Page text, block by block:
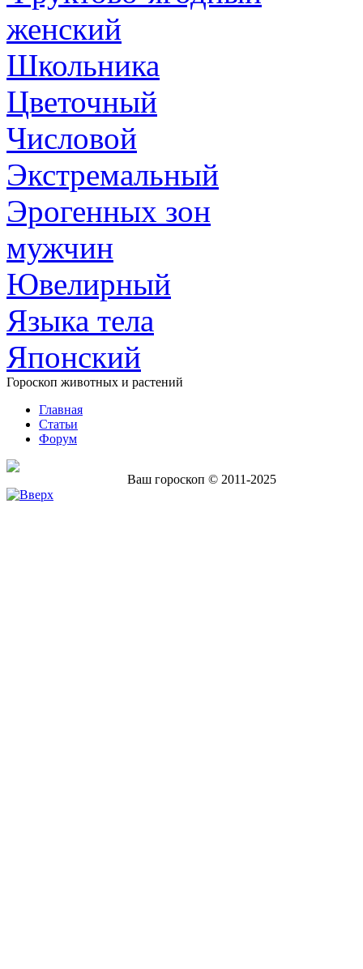
женский
Школьника
Цветочный
Числовой
Экстремальный
Эрогенных зон
мужчин
Ювелирный
Языка тела
Японский
Гороскоп животных и растений
Главная
Статьи
Форум
Ваш гороскоп © 2011-2025